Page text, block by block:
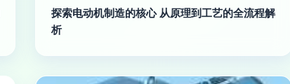
探索电动机制造的核心 从原理到工艺的全流程解
析